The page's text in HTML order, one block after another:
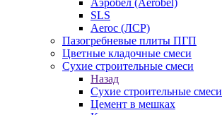
SLS
Aeroc (ЛСР)
Пазогребневые плиты ПГП
Цветные кладочные смеси
Сухие строительные смеси
Назад
Сухие строительные смеси
Цемент в мешках